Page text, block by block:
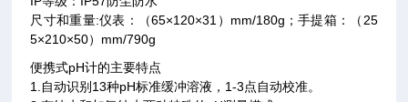
尺寸和重量:仪表：（65×120×31）mm/180g；手提箱：（25
5×210×50）mm/790g
便携式pH计的主要特点
1.自动识别13种pH标准缓冲溶液，1-3点自动校准。